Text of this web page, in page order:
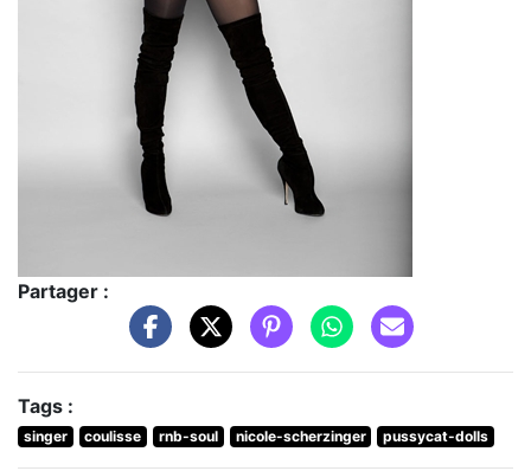
Partager :
Tags :
singer coulisse rnb-soul nicole-scherzinger pussycat-dolls